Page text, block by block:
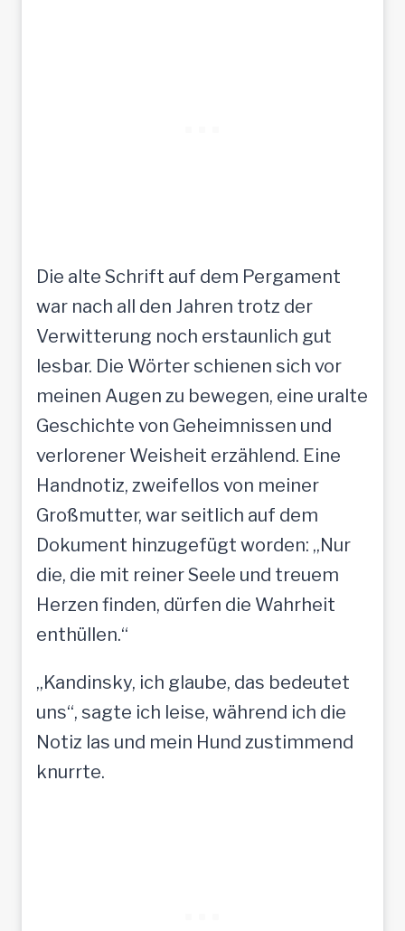
Die alte Schrift auf dem Pergament
war nach all den Jahren trotz der
Verwitterung noch erstaunlich gut
lesbar. Die Wörter schienen sich vor
meinen Augen zu bewegen, eine uralte
Geschichte von Geheimnissen und
verlorener Weisheit erzählend. Eine
Handnotiz, zweifellos von meiner
Großmutter, war seitlich auf dem
Dokument hinzugefügt worden: „Nur
die, die mit reiner Seele und treuem
Herzen finden, dürfen die Wahrheit
enthüllen.“
„Kandinsky, ich glaube, das bedeutet
uns“, sagte ich leise, während ich die
Notiz las und mein Hund zustimmend
knurrte.